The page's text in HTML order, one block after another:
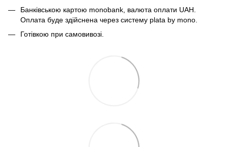
Банківською картою monobank, валюта оплати UAH.
Оплата буде здійснена через систему plata by mono.
Готівкою при самовивозі.